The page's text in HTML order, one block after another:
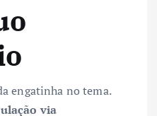
engatinha no tema.
via